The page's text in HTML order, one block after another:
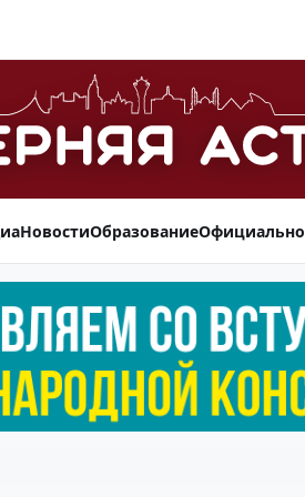
НовостиОбразованиеОфициально